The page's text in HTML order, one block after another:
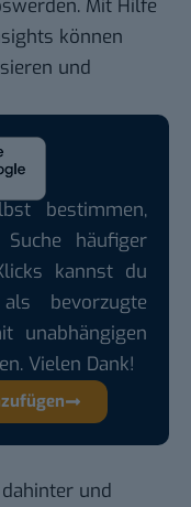
Mit Hilfe
können
und
bestimmen,
häufiger
kannst du
bevorzugte
unabhängigen
Vielen Dank!
und